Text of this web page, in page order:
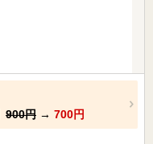
900円 → 700円